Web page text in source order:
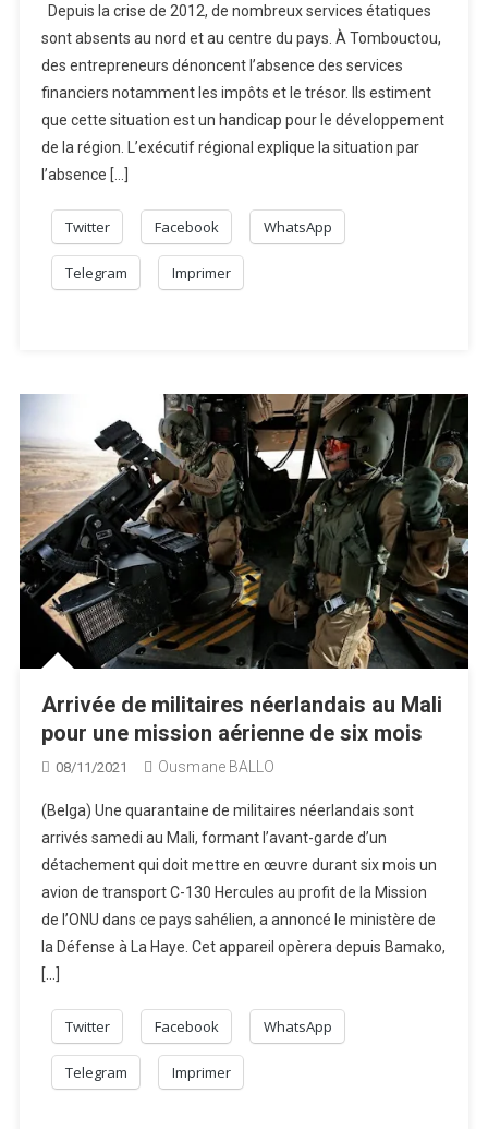
Depuis la crise de 2012, de nombreux services étatiques
sont absents au nord et au centre du pays. À Tombouctou,
des entrepreneurs dénoncent l’absence des services
financiers notamment les impôts et le trésor. Ils estiment
que cette situation est un handicap pour le développement
de la région. L’exécutif régional explique la situation par
l’absence […]
Twitter Facebook WhatsApp
Telegram Imprimer
Arrivée de militaires néerlandais au Mali
pour une mission aérienne de six mois
08/11/2021 Ousmane BALLO
(Belga) Une quarantaine de militaires néerlandais sont
arrivés samedi au Mali, formant l’avant-garde d’un
détachement qui doit mettre en œuvre durant six mois un
avion de transport C-130 Hercules au profit de la Mission
de l’ONU dans ce pays sahélien, a annoncé le ministère de
la Défense à La Haye. Cet appareil opèrera depuis Bamako,
[…]
Twitter Facebook WhatsApp
Telegram Imprimer